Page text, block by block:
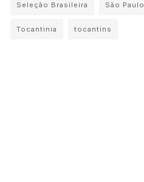
Seleção Brasileira São Paulo
Tocantinia tocantins